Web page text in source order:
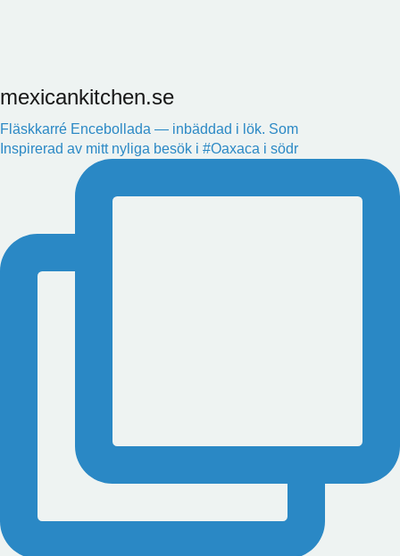
mexicankitchen.se
Fläskkarré Encebollada — inbäddad i lök. Som
Inspirerad av mitt nyliga besök i #Oaxaca i södr